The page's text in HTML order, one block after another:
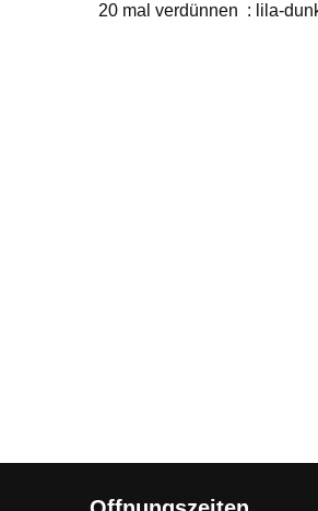
20 mal verdünnen : lila-